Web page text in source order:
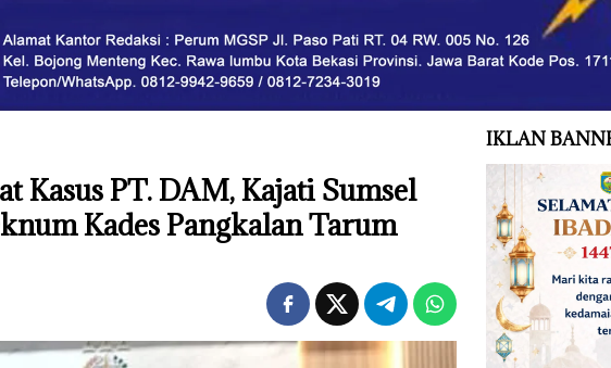
Kasus PT. DAM, Kajati Sumsel
Kades Pangkalan Tarum
IKLAN